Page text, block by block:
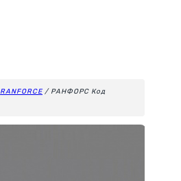
RANFORCE / РАНФОРС Код